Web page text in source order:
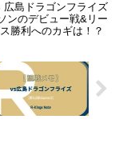
広島ドラゴンフライズ
ンのデビュー戦&リー
勝利へのカギは！？